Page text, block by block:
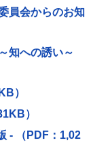
員会からのお知
知への誘い～
）
）
- （PDF：1,02